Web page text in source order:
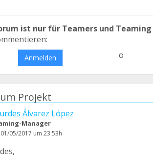
ist nur für Teamers und
Anmelden o
Projekt
Álvarez López
Manager
05/2017 um 23:53h